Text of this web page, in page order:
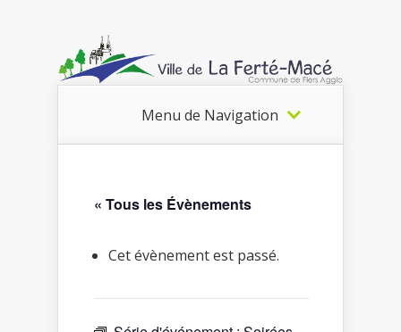
Menu de Navigation
« Tous les Évènements
Cet évènement est passé.